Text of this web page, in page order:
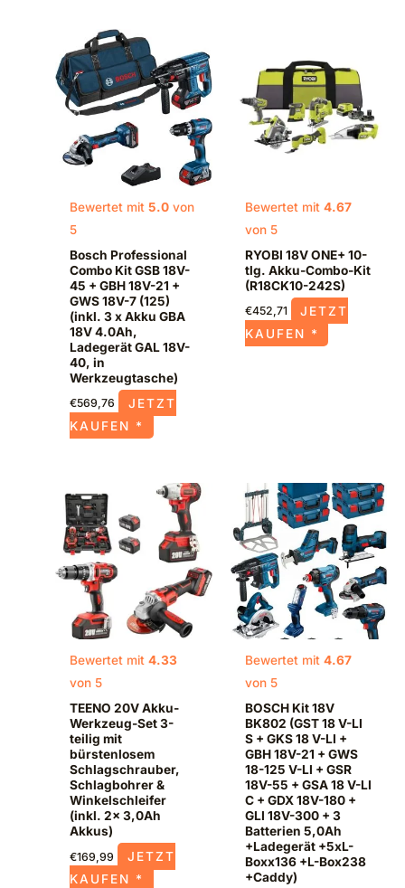
Bewertet mit5.0 von
5
Bosch Professional
Combo Kit GSB 18V-
45 + GBH 18V-21 +
GWS 18V-7 (125)
(inkl. 3 x Akku GBA
18V 4.0Ah,
Ladegerät GAL 18V-
40, in
Werkzeugtasche)
€569,76
JETZT
KAUFEN *
Bewertet mit 4.67
von 5
RYOBI 18V ONE+ 10-
tlg. Akku-Combo-Kit
(R18CK10-242S)
€452,71
JETZT
KAUFEN *
Bewertet mit4.33
von 5
TEENO 20V Akku-
Werkzeug-Set 3-
teilig mit
bürstenlosem
Schlagschrauber,
Schlagbohrer &
Winkelschleifer
(inkl. 2x 3,0Ah
Akkus)
€169,99
JETZT
KAUFEN *
Bewertet mit 4.67
von 5
BOSCH Kit 18V
BK802 (GST 18 V-LI
S + GKS 18 V-LI +
GBH 18V-21 + GWS
18-125 V-LI + GSR
18V-55 + GSA 18 V-LI
C + GDX 18V-180 +
GLI 18V-300 + 3
Batterien 5,0Ah
+Ladegerät +5xL-
Boxx136 +L-Box238
+Caddy)